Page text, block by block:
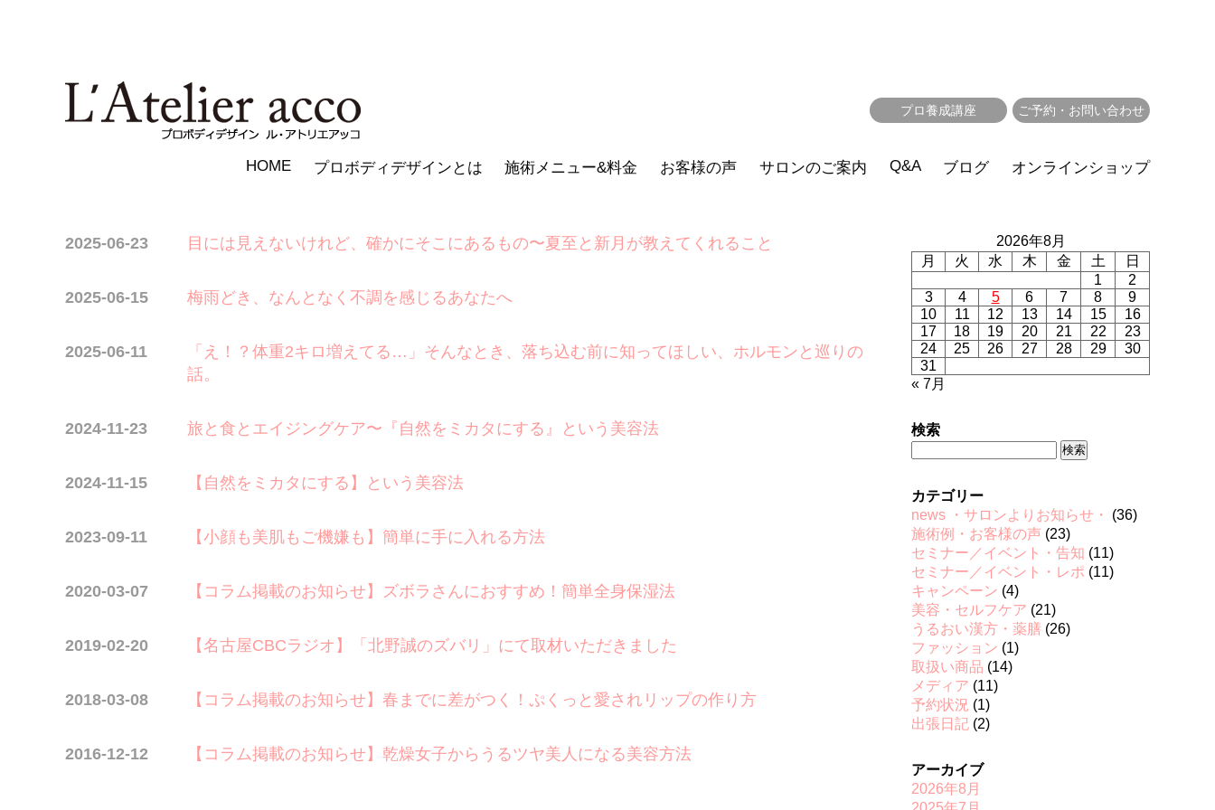
プロ養成講座 ご予約・お問い合わせ
HOME プロボディデザインとは 施術メニュー&料金 お客様の声 サロンのご案内 Q&A ブログ オンラインショップ
2025-06-23 目には見えないけれど、確かにそこにあるもの〜夏至と新月が教えてくれること
2025-06-15 梅雨どき、なんとなく不調を感じるあなたへ
2025-06-11
「え！？体重2キロ増えてる…」そんなとき、落ち込む前に知ってほしい、ホルモンと巡りの
話。
2024-11-23 旅と食とエイジングケア〜『自然をミカタにする』という美容法
2024-11-15 【自然をミカタにする】という美容法
2023-09-11 【小顔も美肌もご機嫌も】簡単に手に入れる方法
2020-03-07 【コラム掲載のお知らせ】ズボラさんにおすすめ！簡単全身保湿法
2019-02-20 【名古屋CBCラジオ】「北野誠のズバリ」にて取材いただきました
2018-03-08 【コラム掲載のお知らせ】春までに差がつく！ぷくっと愛されリップの作り方
2016-12-12 【コラム掲載のお知らせ】乾燥女子からうるツヤ美人になる美容方法
2026年8月
月
火 水 木 金 土
日
1
2
3
4 5 6 7 8
9
10
11 12 13 14 15
16
17
18 19 20 21 22
23
24
25 26 27 28 29
30
31
« 7月
検索
カテゴリー
news ・サロンよりお知らせ・
(36)
施術例・お客様の声 (23)
セミナー／イベント・告知 (11)
セミナー／イベント・レポ (11)
キャンペーン (4)
美容・セルフケア (21)
うるおい漢方・薬膳 (26)
ファッション (1)
取扱い商品 (14)
メディア (11)
予約状況 (1)
出張日記 (2)
アーカイブ
2026年8月